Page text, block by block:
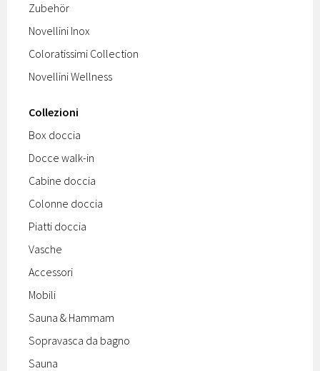
Zubehör
Novellini Inox
Coloratissimi Collection
Novellini Wellness
Collezioni
Box doccia
Docce walk-in
Cabine doccia
Colonne doccia
Piatti doccia
Vasche
Accessori
Mobili
Sauna & Hammam
Sopravasca da bagno
Sauna